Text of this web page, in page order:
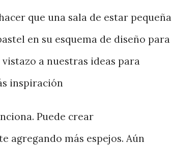
que una sala de estar pequeña
en su esquema de diseño para
a nuestras ideas para
inspiración
Puede crear
agregando más espejos. Aún